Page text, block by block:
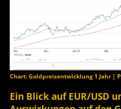
Chart: Goldpreisentwicklung 1 Jahr |
Ein Blick auf EUR/USD